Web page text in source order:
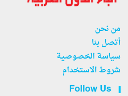
من نحن
أتصل بنا
سياسة الخصوصية
شروط الاستخدام
Follow Us